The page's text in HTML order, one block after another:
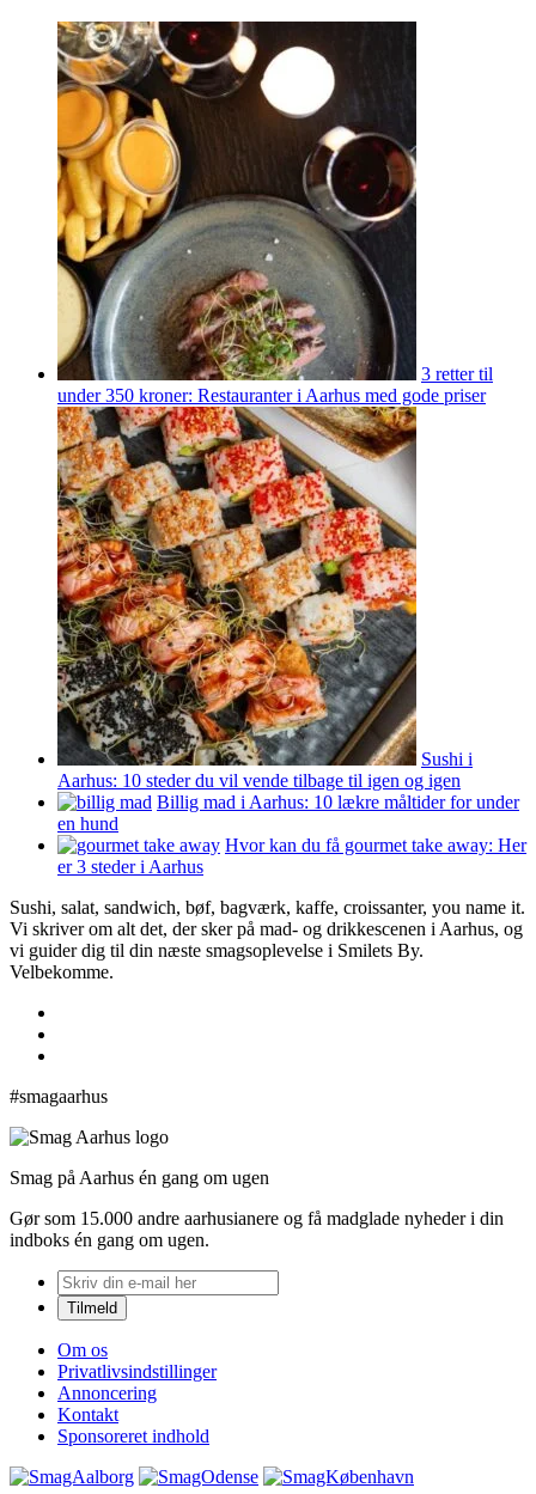
3 retter til
under 350 kroner: Restauranter i Aarhus med gode priser
Sushi i
Aarhus: 10 steder du vil vende tilbage til igen og igen
Billig mad i Aarhus: 10 lækre måltider for under
en hund
Hvor kan du få gourmet take away: Her
er 3 steder i Aarhus
Sushi, salat, sandwich, bøf, bagværk, kaffe, croissanter, you name it.
Vi skriver om alt det, der sker på mad- og drikkescenen i Aarhus, og
vi guider dig til din næste smagsoplevelse i Smilets By.
Velbekomme.
#smagaarhus
Smag på Aarhus én gang om ugen
Gør som 15.000 andre aarhusianere og få madglade nyheder i din
indboks én gang om ugen.
Om os
Privatlivsindstillinger
Annoncering
Kontakt
Sponsoreret indhold